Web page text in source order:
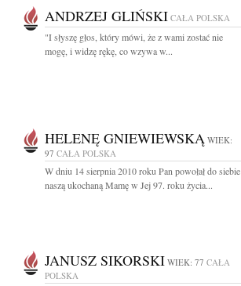
ANDRZEJ GLIŃSKI CAŁA POLSKA
"I słyszę głos, który mówi, że z wami zostać nie
mogę, i widzę rękę, co wzywa w...
HELENĘ GNIEWIEWSKĄ WIEK:
97 CAŁA POLSKA
W dniu 14 sierpnia 2010 roku Pan powołał do siebie
naszą ukochaną Mamę w Jej 97. roku życia...
JANUSZ SIKORSKI WIEK: 77 CAŁA
POLSKA